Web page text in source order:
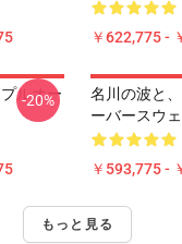
￥622,775 -
ルオー
-20%
名川の波と
ーバースウ
￥593,775 -
もっと見る